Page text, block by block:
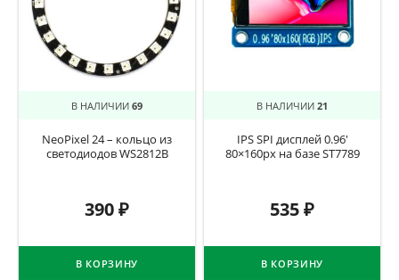
В НАЛИЧИИ 69
NeoPixel 24 – кольцо из
светодиодов WS2812B
390₽
В КОРЗИНУ
В НАЛИЧИИ 21
IPS SPI дисплей 0.96′
80×160px на базе ST7789
535₽
В КОРЗИНУ